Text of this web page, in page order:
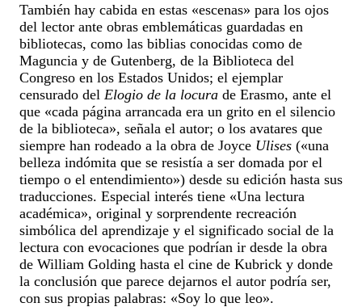
También hay cabida en estas «escenas» para los ojos
del lector ante obras emblemáticas guardadas en
bibliotecas, como las biblias conocidas como de
Maguncia y de Gutenberg, de la Biblioteca del
Congreso en los Estados Unidos; el ejemplar
censurado del Elogio de la locura de Erasmo, ante el
que «cada página arrancada era un grito en el silencio
de la biblioteca», señala el autor; o los avatares que
siempre han rodeado a la obra de Joyce Ulises («una
belleza indómita que se resistía a ser domada por el
tiempo o el entendimiento») desde su edición hasta sus
traducciones. Especial interés tiene «Una lectura
académica», original y sorprendente recreación
simbólica del aprendizaje y el significado social de la
lectura con evocaciones que podrían ir desde la obra
de William Golding hasta el cine de Kubrick y donde
la conclusión que parece dejarnos el autor podría ser,
con sus propias palabras: «Soy lo que leo».